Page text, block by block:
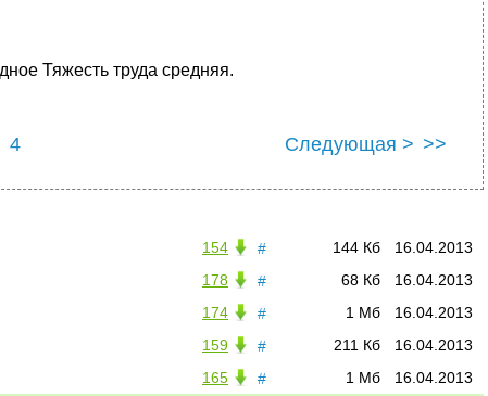
Тяжесть труда средняя.
4 Следующая > >>
# 16.04.2013
144 Кб
154
#
16.04.2013
68 Кб
178
#
16.04.2013
1 Мб
174
#
16.04.2013
211 Кб
159
#
16.04.2013
1 Мб
165